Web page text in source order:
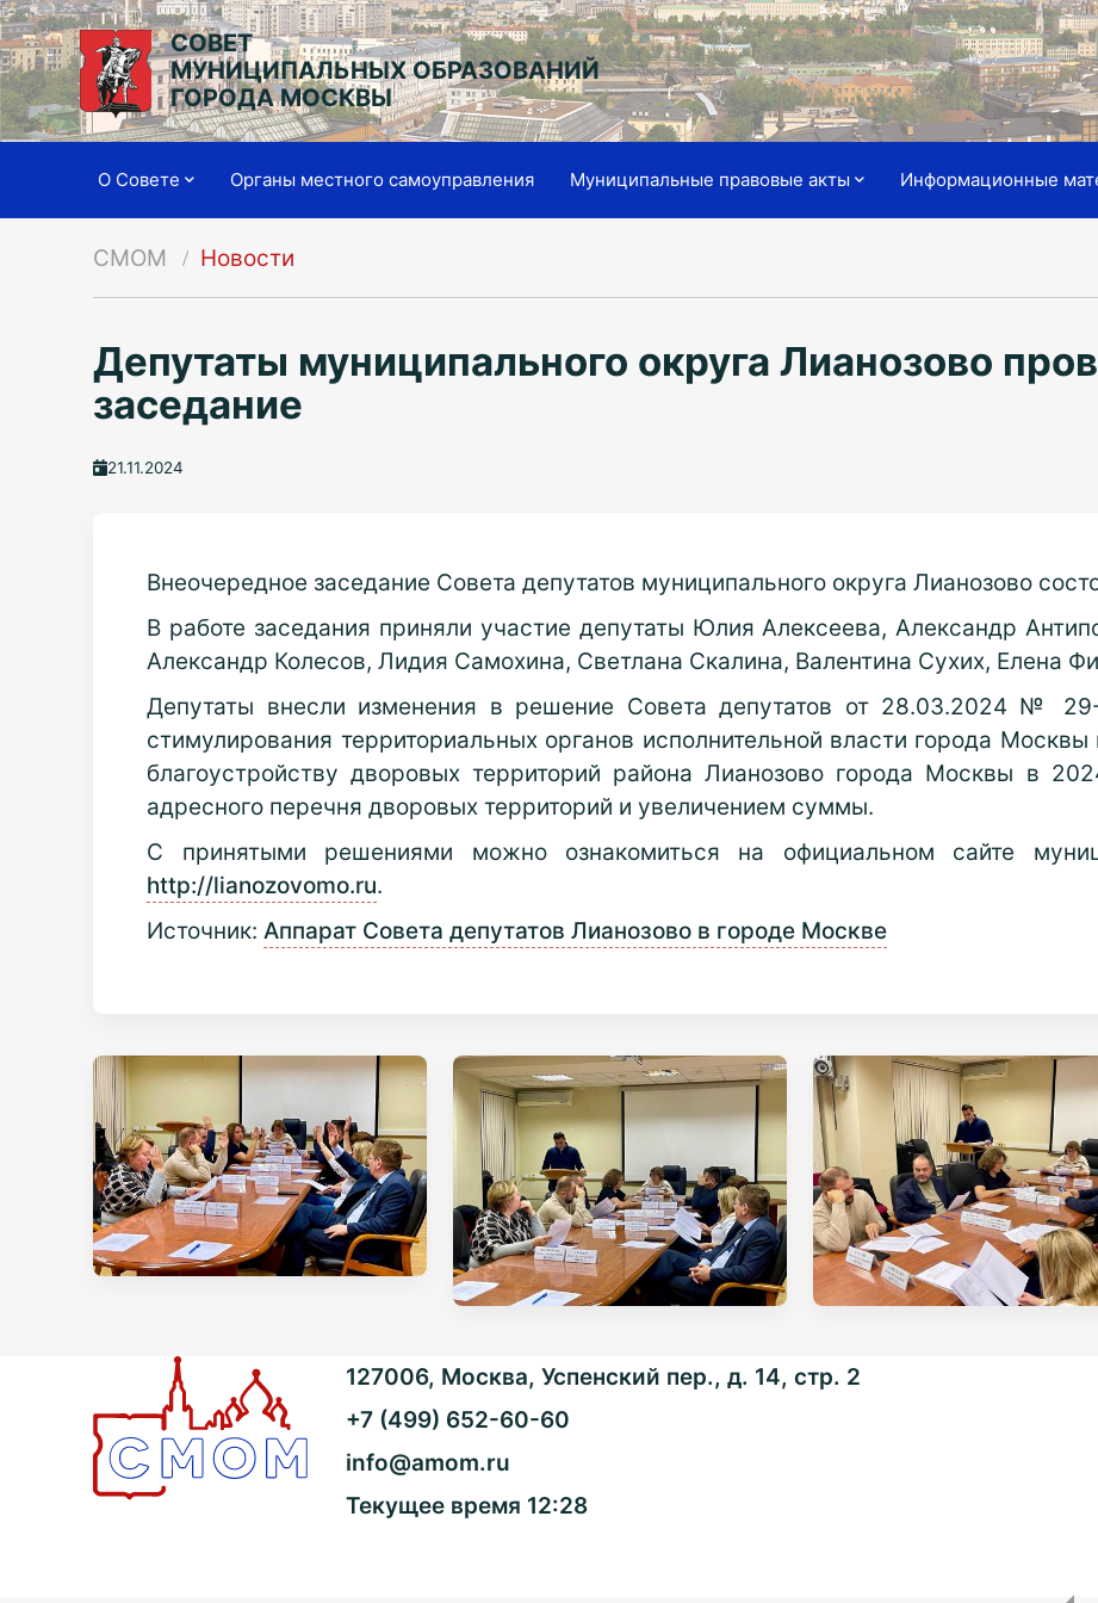
СОВЕТ
МУНИЦИПАЛЬНЫХ ОБРАЗОВАНИЙ
ГОРОДА МОСКВЫ
О Совете Органы местного самоуправления Муниципальные правовые акты Информационные
СМОМ Новости
Депутаты муниципального округа Лианозово
заседание
21.11.2024
Внеочередное заседание Совета депутатов муниципального округа Лианозово
В работе заседания приняли участие депутаты Юлия Алексеева, Александр
Александр Колесов, Лидия Самохина, Светлана Скалина, Валентина Сухих, Елена
Депутаты внесли изменения в решение Совета депутатов от 28.03.2024 №
стимулирования территориальных органов исполнительной власти города
благоустройству дворовых территорий района Лианозово города Москвы в
адресного перечня дворовых территорий и увеличением суммы.
С принятыми решениями можно ознакомиться на официальном сайте
http://lianozovomo.ru.
Источник:Аппарат Совета депутатов Лианозово в городе Москве
127006, Москва, Успенский пер., д. 14, стр. 2
+7 (499) 652-60-60
info@amom.ru
Текущее время 12:28